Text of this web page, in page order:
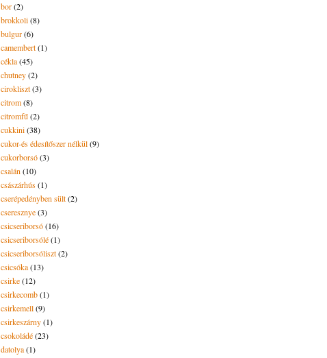
bor(2)
brokkoli(8)
bulgur(6)
camembert(1)
cékla(45)
chutney(2)
cirokliszt(3)
citrom(8)
citromfű(2)
cukkini(38)
cukor-és édesítőszer nélkül(9)
cukorborsó(3)
csalán(10)
császárhús(1)
cserépedényben sült(2)
cseresznye(3)
csicseriborsó(16)
csicseriborsólé(1)
csicseriborsóliszt(2)
csicsóka(13)
csirke(12)
csirkecomb(1)
csirkemell(9)
csirkeszárny(1)
csokoládé(23)
datolya(1)